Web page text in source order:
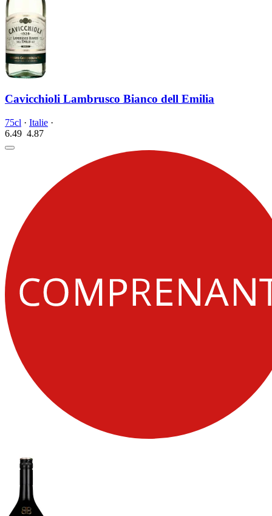
Cavicchioli Lambrusco Bianco dell Emilia
75cl · Italie ·
6.49 4.87